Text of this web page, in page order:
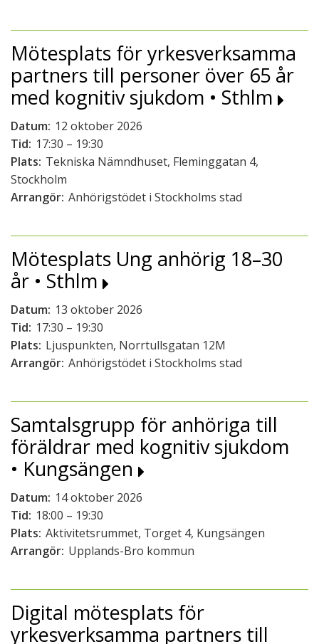
Mötesplats för yrkesverksamma
partners till personer över 65 år
med kognitiv sjukdom • Sthlm
Datum: 12 oktober 2026
Tid: 17:30 – 19:30
Plats: Tekniska Nämndhuset, Fleminggatan 4,
Stockholm
Arrangör: Anhörigstödet i Stockholms stad
Mötesplats Ung anhörig 18–30
år • Sthlm
Datum: 13 oktober 2026
Tid: 17:30 – 19:30
Plats: Ljuspunkten, Norrtullsgatan 12M
Arrangör: Anhörigstödet i Stockholms stad
Samtalsgrupp för anhöriga till
föräldrar med kognitiv sjukdom
• Kungsängen
Datum: 14 oktober 2026
Tid: 18:00 – 19:30
Plats: Aktivitetsrummet, Torget 4, Kungsängen
Arrangör: Upplands-Bro kommun
Digital mötesplats för
yrkesverksamma partners till